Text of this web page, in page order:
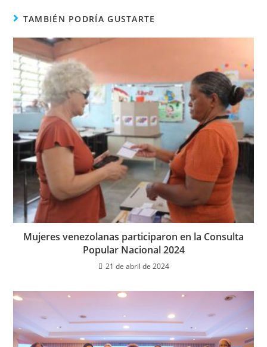
TAMBIÉN PODRÍA GUSTARTE
Mujeres venezolanas participaron en la Consulta
Popular Nacional 2024
21 de abril de 2024